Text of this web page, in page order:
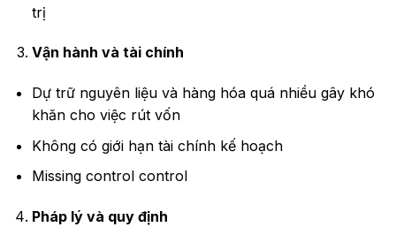
trị
Vận hành và tài chính
Dự trữ nguyên liệu và hàng hóa quá nhiều gây khó
khăn cho việc rút vốn
Không có giới hạn tài chính kế hoạch
Missing control control
Pháp lý và quy định